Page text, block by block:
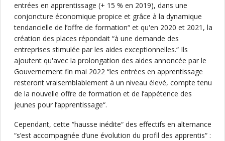
entrées en apprentissage (+ 15 % en 2019), dans une
conjoncture économique propice et grâce à la dynamique
tendancielle de l’offre de formation“ et qu'en 2020 et 2021, la
création des places répondait “à une demande des
entreprises stimulée par les aides exceptionnelles.“ Ils
ajoutent qu'avec la prolongation des aides annoncée par le
Gouvernement fin mai 2022 “les entrées en apprentissage
resteront vraisemblablement à un niveau élevé, compte tenu
de la nouvelle offre de formation et de l’appétence des
jeunes pour l’apprentissage“.
Cependant, cette “hausse inédite“ des effectifs en alternance
“s’est accompagnée d’une évolution du profil des apprentis“ :